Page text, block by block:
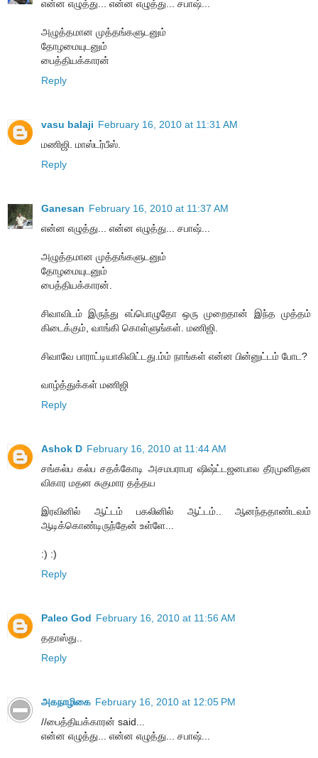
என்ன எழுத்து... என்ன எழுத்து... சபாஷ்...
அழுத்தமான முத்தங்களுடனும்
தோழமையுடனும்
பைத்தியக்காரன்
Reply
vasu balaji February 16, 2010 at 11:31 AM
மணிஜி. மாஸ்டர்பீஸ்.
Reply
Ganesan February 16, 2010 at 11:37 AM
என்ன எழுத்து... என்ன எழுத்து... சபாஷ்...
அழுத்தமான முத்தங்களுடனும்
தோழமையுடனும்
பைத்தியக்காரன்.
சிவாவிடம் இருந்து எப்பொழுதோ ஒரு முறைதான் இந்த முத்தம்
கிடைக்கும், வாங்கி கொள்ளுங்கள். மணிஜி.
சிவாவே பாராட்டியாகிவிட்டது.ம்ம் நாங்கள் என்ன பின்னுட்டம் போட?
வாழ்த்துக்கள் மணிஜி
Reply
Ashok D February 16, 2010 at 11:44 AM
சங்கல்ப கல்ப சதக்கோடி அசமபராபர ஷிஷ்ட்டஜனபால தீரமுனிதன
விகார மதன சுகுமார தத்தய
இரவினில் ஆட்டம் பகலினில் ஆட்டம்.. ஆனந்ததாண்டவம்
ஆடிக்கொண்டிருந்தேன் உள்ளே...
:) :)
Reply
Paleo God February 16, 2010 at 11:56 AM
ததாஸ்து..
Reply
அகநாழிகை February 16, 2010 at 12:05 PM
//பைத்தியக்காரன் said...
என்ன எழுத்து... என்ன எழுத்து... சபாஷ்...